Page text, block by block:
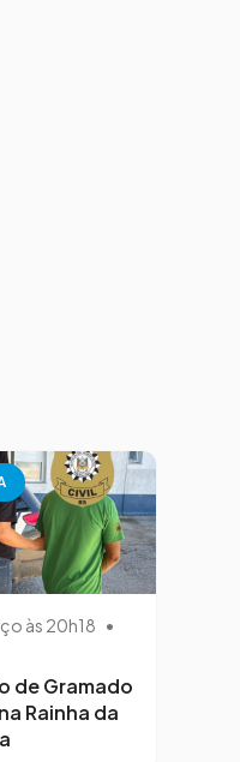
às 20h18 •
de Gramado
Rainha da